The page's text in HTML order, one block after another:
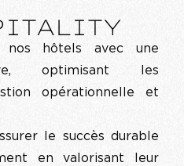
nos hôtels avec une
optimisant les
opérationnelle et
le succès durable
en valorisant leur